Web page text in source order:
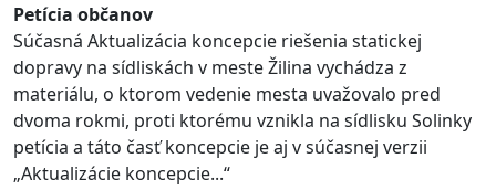
Petícia občanov
Súčasná Aktualizácia koncepcie riešenia statickej
dopravy na sídliskách v meste Žilina vychádza z
materiálu, o ktorom vedenie mesta uvažovalo pred
dvoma rokmi, proti ktorému vznikla na sídlisku Solinky
petícia a táto časť koncepcie je aj v súčasnej verzii
„Aktualizácie koncepcie...“